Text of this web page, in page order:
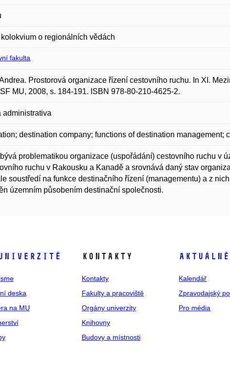
o regionálních vědách
fakulta
Prostorová organizace řízení cestovního ruchu. In XI.
MU, 2008, s. 184-191. ISBN 978-80-210-4625-2.
administrativa
destination company; functions of destination management;
problematikou organizace (uspořádání) cestovního ruchu v
ruchu v Rakousku a Kanadě a srovnává daný stav
soustředí na funkce destinačního řízení (managementu) a z
územním působením destinační společnosti.
deska
na MU
Kontakty
Kontakty
Fakulty a pracoviště
Orgány univerzity
Knihovny
Budovy a místnosti
Aktuálně
Kalendář
Zpravodajský
Pro média